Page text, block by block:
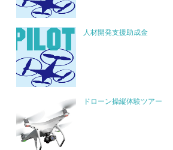
人材開発支援助成金
ドローン操縦体験ツアー